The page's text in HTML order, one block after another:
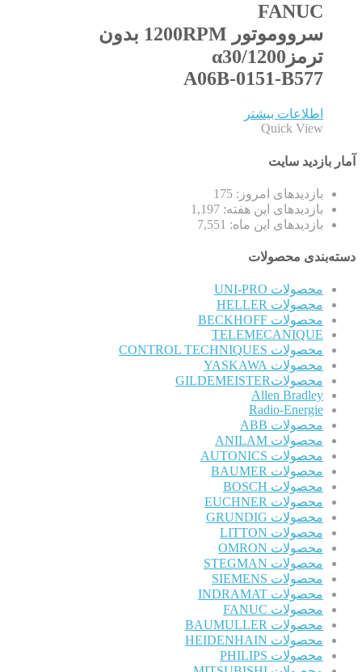
FANUC
سرووموتور 1200RPM بدون
ترمزα30/1200
A06B-0151-B577
اطلاعات بیشتر
Quick View
آمار بازدید سایت
بازدیدهای امروز: 175
بازدیدهای این هفته: 1,197
بازدیدهای این ماه: 7,551
دسته‌بندی محصولات
محصولات UNI-PRO
محصولات HELLER
محصولات BECKHOFF
TELEMECANIQUE
محصولات CONTROL TECHNIQUES
محصولات YASKAWA
محصولاتGILDEMEISTER
Allen Bradley
Radio-Energie
محصولات ABB
محصولات ANILAM
محصولات AUTONICS
محصولات BAUMER
محصولات BOSCH
محصولات EUCHNER
محصولات GRUNDIG
محصولات LITTON
محصولات OMRON
محصولات STEGMAN
محصولات SIEMENS
محصولات INDRAMAT
محصولات FANUC
محصولات BAUMULLER
محصولات HEIDENHAIN
محصولات PHILIPS